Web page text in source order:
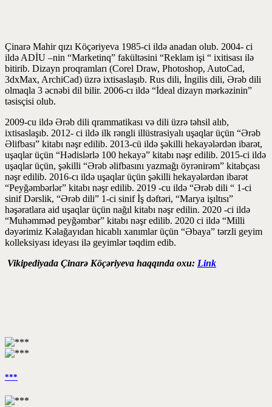
Çinarə Mahir qızı Köçəriyeva 1985-ci ildə anadan olub. 2004- ci
ildə ADİU –nin “Marketinq” fakültəsini “Reklam işi “ ixitisası ilə
bitirib. Dizayn proqramları (Corel Draw, Photoshop, AutoCad,
3dxMax, ArchiCad) üzrə ixtisaslaşıb. Rus dili, İngilis dili, Ərəb dili
olmaqla 3 əcnəbi dil bilir. 2006-cı ildə “İdeal dizayn mərkəzinin”
təsisçisi olub.
2009-cu ildə Ərəb dili qrammatikası və dili üzrə təhsil alıb,
ixtisaslaşıb. 2012- ci ildə ilk rəngli illüstrasiyalı uşaqlar üçün “Ərəb
Əlifbası” kitabı nəşr edilib. 2013-cü ildə şəkilli hekayələrdən ibarət,
uşaqlar üçün “Hədislərlə 100 hekayə” kitabı nəşr edilib. 2015-ci ildə
uşaqlar üçün, şəkilli “Ərəb əlifbasını yazmağı öyrənirəm” kitabçası
nəşr edilib. 2016-cı ildə uşaqlar üçün şəkilli hekayələrdən ibarət
“Peyğəmbərlər” kitabı nəşr edilib. 2019 -cu ildə “Ərəb dili “ 1-ci
sinif Dərslik, “Ərəb dili” 1-ci sinif İş dəftəri, “Marya işıltısı”
həşəratlara aid uşaqlar üçün nağıl kitabı nəşr edilin. 2020 -ci ildə
“Muhəmməd peyğəmbər” kitabı nəşr edilib. 2020 ci ildə “Milli
dəyərimiz Kəlağayıdan hicablı xanımlar üçün “Əbaya” tərzli geyim
kolleksiyası ideyası ilə geyimlər təqdim edib.
Vikipediyada Çinarə Köçəriyeva haqqında oxu: Link
***